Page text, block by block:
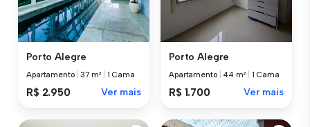
Porto Alegre
Apartamento |37 m² 1 Cama
R$ 2.950 Ver mais
Porto Alegre
Apartamento 44 m² 1 Cama
R$ 1.700 Ver mais